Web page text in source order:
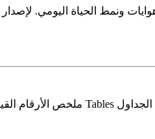
الحياة اليومي. لإصدار